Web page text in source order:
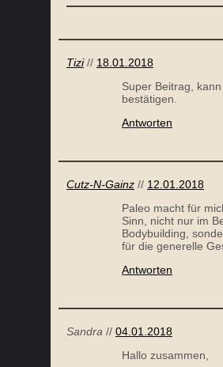
Tizi// 18.01.2018
Super Beitrag,
bestätigen.
Antworten
Cutz-N-Gainz // 12.01.2018
Paleo macht für
Sinn, nicht nur im
Bodybuilding,
für die generelle
Antworten
Sandra // 04.01.2018
Hallo zusammen,